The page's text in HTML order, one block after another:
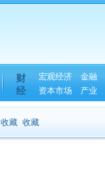
财
经
宏观经济 金融
资本市场
产业
收藏 收藏